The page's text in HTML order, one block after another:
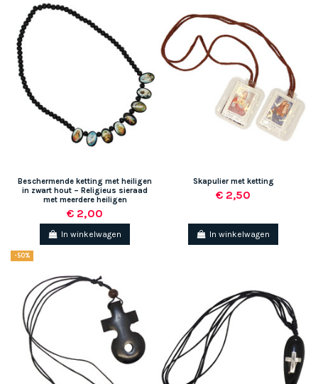
Beschermende ketting met heiligen
in zwart hout – Religieus sieraad
met meerdere heiligen
€ 2,00
In winkelwagen
Skapulier met ketting
€ 2,50
In winkelwagen
-50%